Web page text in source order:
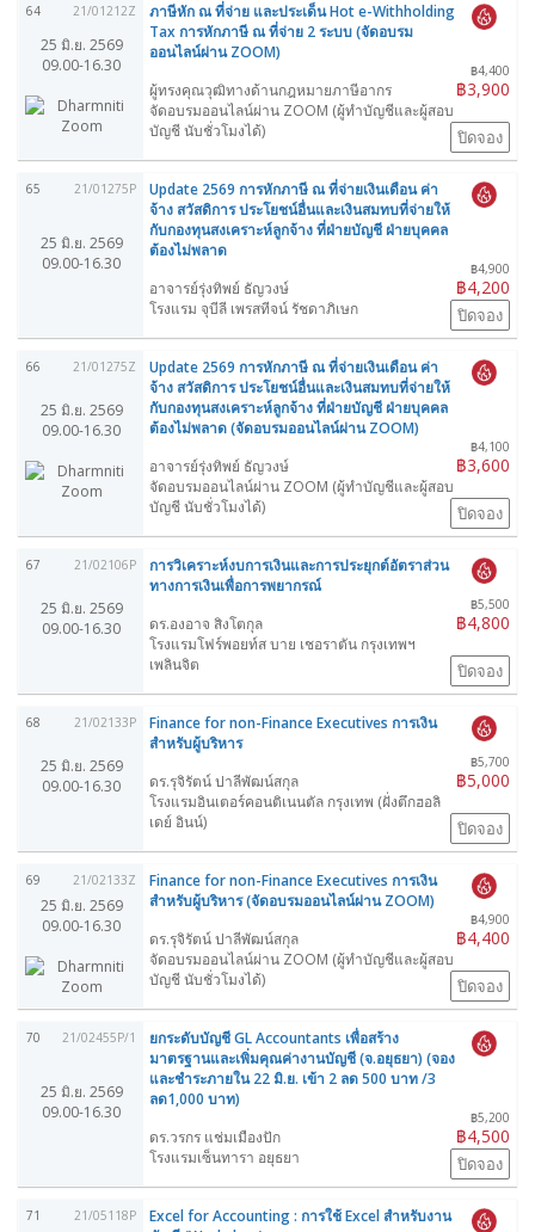
64 21/01212Z
25 มิ.ย. 2569
09.00-16.30
ภาษีหัก ณ ที่จ่าย และประเด็น Hot e-Withholding
Tax การหักภาษี ณ ที่จ่าย 2 ระบบ (จัดอบรม
ออนไลน์ผ่าน ZOOM)
฿4,400
฿3,900
ผู้ทรงคุณวุฒิทางด้านกฎหมายภาษีอากร
จัดอบรมออนไลน์ผ่าน ZOOM (ผู้ทำบัญชีและผู้สอบ
บัญชี นับชั่วโมงได้)
ปิดจอง
65 21/01275P
25 มิ.ย. 2569
09.00-16.30
Update 2569 การหักภาษี ณ ที่จ่ายเงินเดือน ค่า
จ้าง สวัสดิการ ประโยชน์อื่นและเงินสมทบที่จ่ายให้
กับกองทุนสงเคราะห์ลูกจ้าง ที่ฝ่ายบัญชี ฝ่ายบุคคล
ต้องไม่พลาด
฿4,900
฿4,200
อาจารย์รุ่งทิพย์ ธัญวงษ์
โรงแรม จุบีลี เพรสทีจน์ รัชดาภิเษก
ปิดจอง
66 21/01275Z
25 มิ.ย. 2569
09.00-16.30
Update 2569 การหักภาษี ณ ที่จ่ายเงินเดือน ค่า
จ้าง สวัสดิการ ประโยชน์อื่นและเงินสมทบที่จ่ายให้
กับกองทุนสงเคราะห์ลูกจ้าง ที่ฝ่ายบัญชี ฝ่ายบุคคล
ต้องไม่พลาด (จัดอบรมออนไลน์ผ่าน ZOOM)
฿4,100
฿3,600
อาจารย์รุ่งทิพย์ ธัญวงษ์
จัดอบรมออนไลน์ผ่าน ZOOM (ผู้ทำบัญชีและผู้สอบ
บัญชี นับชั่วโมงได้)
ปิดจอง
67 21/02106P
25 มิ.ย. 2569
09.00-16.30
การวิเคราะห์งบการเงินและการประยุกต์อัตราส่วน
ทางการเงินเพื่อการพยากรณ์
฿5,500
฿4,800
ดร.องอาจ สิงโตกุล
โรงแรมโฟร์พอยท์ส บาย เชอราตัน กรุงเทพฯ
เพลินจิต
ปิดจอง
68 21/02133P
25 มิ.ย. 2569
09.00-16.30
Finance for non-Finance Executives การเงิน
สำหรับผู้บริหาร
฿5,700
฿5,000
ดร.รุจิรัตน์ ปาลีพัฒน์สกุล
โรงแรมอินเตอร์คอนติเนนตัล กรุงเทพ (ฝั่งตึกฮอลิ
เดย์ อินน์)
ปิดจอง
69 21/02133Z
25 มิ.ย. 2569
09.00-16.30
Finance for non-Finance Executives การเงิน
สำหรับผู้บริหาร (จัดอบรมออนไลน์ผ่าน ZOOM)
฿4,900
฿4,400
ดร.รุจิรัตน์ ปาลีพัฒน์สกุล
จัดอบรมออนไลน์ผ่าน ZOOM (ผู้ทำบัญชีและผู้สอบ
บัญชี นับชั่วโมงได้)
ปิดจอง
70 21/02455P/1
25 มิ.ย. 2569
09.00-16.30
ยกระดับบัญชี GL Accountants เพื่อสร้าง
มาตรฐานและเพิ่มคุณค่างานบัญชี (จ.อยุธยา) (จอง
และชำระภายใน 22 มิ.ย. เข้า 2 ลด 500 บาท /3
ลด1,000 บาท)
฿5,200
฿4,500
ดร.วรกร แช่มเมืองปัก
โรงแรมเซ็นทารา อยุธยา
ปิดจอง
71 21/05118P
Excel for Accounting : การใช้ Excel สำหรับงาน